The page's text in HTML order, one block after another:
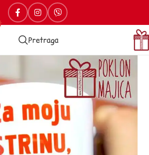
Pretraga